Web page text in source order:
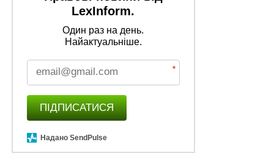
2000 доларів США за сприяння в переведенні
військовослужбовця до тилової частини:
повідомлено про підозру старшому офіцеру
РТЦК та СП
Семен Ханін — автор розділу міжнародного
посібника Legal 500 з питань боротьби з
корупцією в Україні
LexInform.
Один раз на день.
Найактуальніше.
*
ПІДПИСАТИСЯ
Надано SendPulse